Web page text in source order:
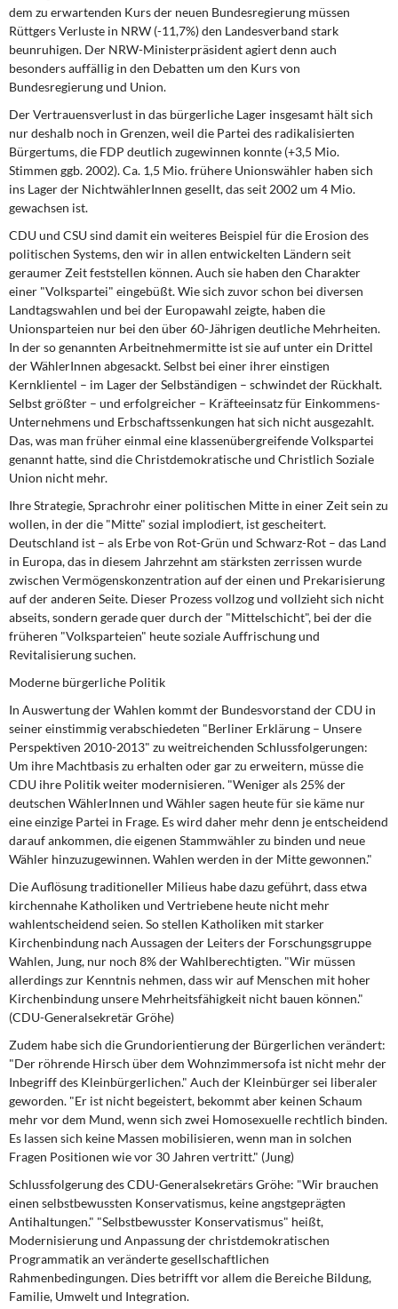
dem zu erwartenden Kurs der neuen Bundesregierung müssen
Rüttgers Verluste in NRW (-11,7%) den Landesverband stark
beunruhigen. Der NRW-Ministerpräsident agiert denn auch
besonders auffällig in den Debatten um den Kurs von
Bundesregierung und Union.
Der Vertrauensverlust in das bürgerliche Lager insgesamt hält sich
nur deshalb noch in Grenzen, weil die Partei des radikalisierten
Bürgertums, die FDP deutlich zugewinnen konnte (+3,5 Mio.
Stimmen ggb. 2002). Ca. 1,5 Mio. frühere Unionswähler haben sich
ins Lager der NichtwählerInnen gesellt, das seit 2002 um 4 Mio.
gewachsen ist.
CDU und CSU sind damitein weiteres Beispiel für die Erosion des
politischen Systems, den wir in allen entwickelten Ländern seit
geraumer Zeit feststellen können. Auch sie haben den Charakter
einer "Volkspartei" eingebüßt. Wie sich zuvor schon bei diversen
Landtagswahlen und bei der Europawahl zeigte, haben die
Unionsparteien nur bei den über 60-Jährigen deutliche Mehrheiten.
In der so genannten Arbeitnehmermitte ist sie auf unter ein Drittel
der WählerInnen abgesackt. Selbst bei einer ihrer einstigen
Kernklientel – im Lager der Selbständigen – schwindet der Rückhalt.
Selbst größter – und erfolgreicher – Kräfteeinsatz für Einkommens-
Unternehmens und Erbschaftssenkungen hat sich nicht ausgezahlt.
Das, was man früher einmal eine klassenübergreifende Volkspartei
genannt hatte, sind die Christdemokratische und Christlich Soziale
Union nicht mehr.
Ihre Strategie, Sprachrohreiner politischen Mitte in einer Zeit sein zu
wollen, in der die "Mitte" sozial implodiert, ist gescheitert.
Deutschland ist – als Erbe von Rot-Grün und Schwarz-Rot – das Land
in Europa, das in diesem Jahrzehnt am stärksten zerrissen wurde
zwischen Vermögenskonzentration auf der einen und Prekarisierung
auf der anderen Seite. Dieser Prozess vollzog und vollzieht sich nicht
abseits, sondern gerade quer durch der "Mittelschicht", bei der die
früheren "Volksparteien" heute soziale Auffrischung und
Revitalisierung suchen.
Moderne bürgerliche Politik
In Auswertung der Wahlen kommt der Bundesvorstand der CDU in
seiner einstimmig verabschiedeten "Berliner Erklärung – Unsere
Perspektiven 2010-2013" zu weitreichenden Schlussfolgerungen:
Um ihre Machtbasis zu erhalten oder gar zu erweitern, müsse die
CDU ihre Politik weiter modernisieren. "Weniger als 25% der
deutschen WählerInnen und Wähler sagen heute für sie käme nur
eine einzige Partei in Frage. Es wird daher mehr denn je entscheidend
darauf ankommen, die eigenen Stammwähler zu binden und neue
Wähler hinzuzugewinnen. Wahlen werden in der Mitte gewonnen."
Die Auflösung traditioneller Milieus habe dazu geführt, dass etwa
kirchennahe Katholiken und Vertriebene heute nicht mehr
wahlentscheidend seien. So stellen Katholiken mit starker
Kirchenbindung nach Aussagen der Leiters der Forschungsgruppe
Wahlen, Jung, nur noch 8% der Wahlberechtigten. "Wir müssen
allerdings zur Kenntnis nehmen, dass wir auf Menschen mit hoher
Kirchenbindung unsere Mehrheitsfähigkeit nicht bauen können."
(CDU-Generalsekretär Gröhe)
Zudem habe sich die Grundorientierungder Bürgerlichen verändert:
"Der röhrende Hirsch über dem Wohnzimmersofa ist nicht mehr der
Inbegriff des Kleinbürgerlichen." Auch der Kleinbürger sei liberaler
geworden. "Er ist nicht begeistert, bekommt aber keinen Schaum
mehr vor dem Mund, wenn sich zwei Homosexuelle rechtlich binden.
Es lassen sich keine Massen mobilisieren, wenn man in solchen
Fragen Positionen wie vor 30 Jahren vertritt." (Jung)
Schlussfolgerung des CDU-GeneralsekretärsGröhe: "Wir brauchen
einen selbstbewussten Konservatismus, keine angstgeprägten
Antihaltungen." "Selbstbewusster Konservatismus" heißt,
Modernisierung und Anpassung der christdemokratischen
Programmatik an veränderte gesellschaftlichen
Rahmenbedingungen. Dies betrifft vor allem die Bereiche Bildung,
Familie, Umwelt und Integration.